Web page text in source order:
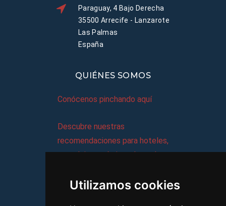
Utilizamos cookies
Paraguay, 4 Bajo Derecha
35500 Arrecife - Lanzarote
Las Palmas
España
QUIÉNES SOMOS
Conócenos pinchando aquí
Descubre nuestras
recomendaciones para hoteles,
complejos turísticos, hostales,
viajes, y mucho más!